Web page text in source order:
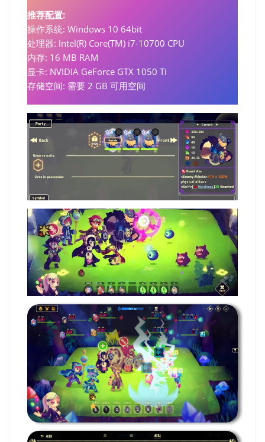
推荐配置:
操作系统: Windows 10 64bit
处理器: Intel(R) Core(TM) i7-10700 CPU
内存: 16 MB RAM
显卡: NVIDIA GeForce GTX 1050 Ti
存储空间: 需要 2 GB 可用空间